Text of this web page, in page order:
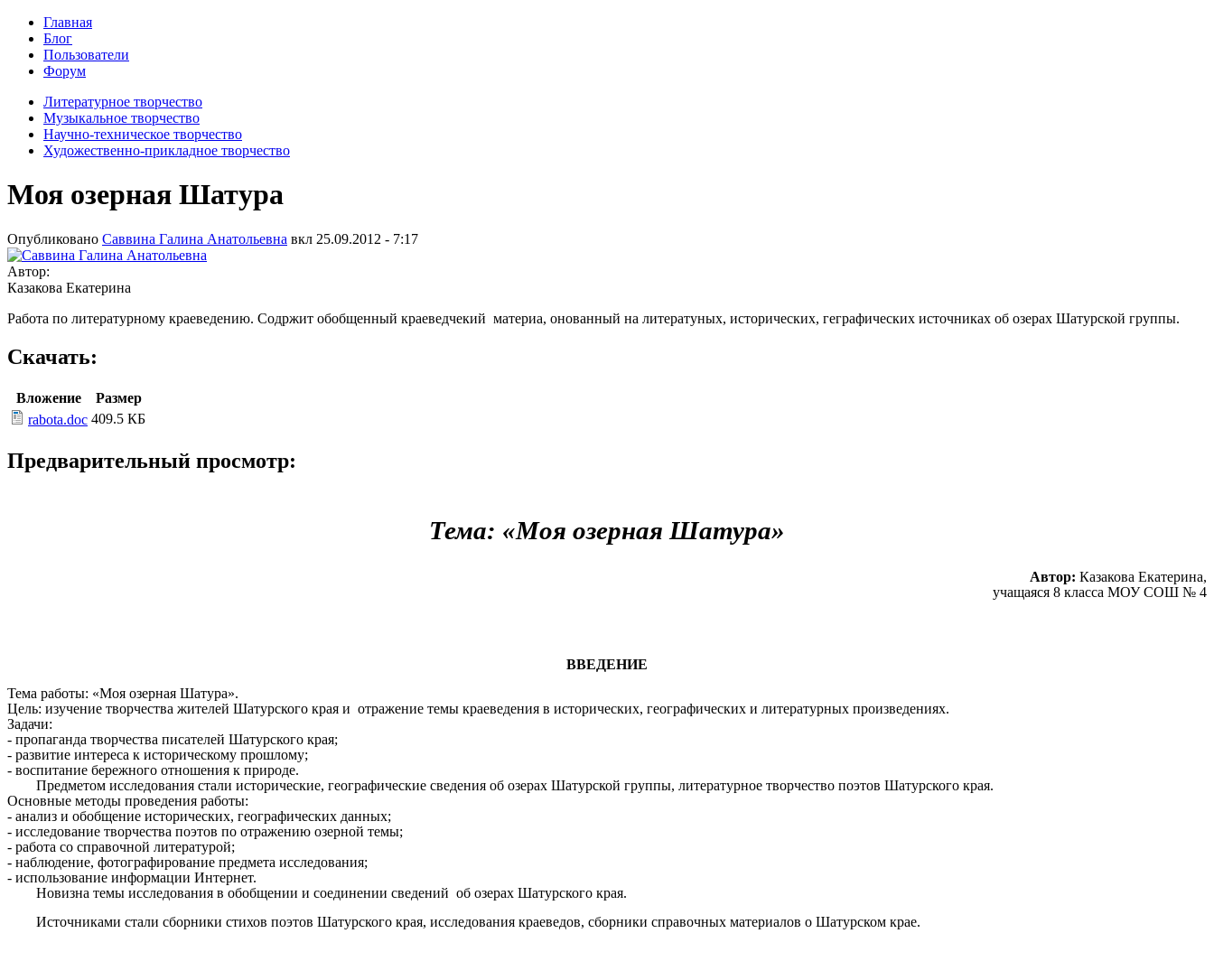
Главная
Блог
Пользователи
Форум
Литературное творчество
Музыкальное творчество
Научно-техническое творчество
Художественно-прикладное творчество
Моя озерная Шатура
Опубликовано Саввина Галина Анатольевна вкл 25.09.2012 - 7:17
Автор:
Казакова Екатерина
Работа по литературному краеведению. Содржит обобщенный краеведчекий материа, онованный на литератуных, исторических, геграфических источниках об озерах Шатурской группы.
Скачать:
Вложение
Размер
rabota.doc 409.5 КБ
Предварительный просмотр:
Тема: «Моя озерная Шатура»
Автор: Казакова Екатерина,
учащаяся 8 класса МОУ СОШ № 4
ВВЕДЕНИЕ
Тема работы: «Моя озерная Шатура».
Цель: изучение творчества жителей Шатурского края и отражение темы краеведения в исторических, географических и литературных произведениях.
Задачи:
- пропаганда творчества писателей Шатурского края;
- развитие интереса к историческому прошлому;
- воспитание бережного отношения к природе.
Предметом исследования стали исторические, географические сведения об озерах Шатурской группы, литературное творчество поэтов Шатурского края.
Основные методы проведения работы:
- анализ и обобщение исторических, географических данных;
- исследование творчества поэтов по отражению озерной темы;
- работа со справочной литературой;
- наблюдение, фотографирование предмета исследования;
- использование информации Интернет.
Новизна темы исследования в обобщении и соединении сведений об озерах Шатурского края.
Источниками стали сборники стихов поэтов Шатурского края, исследования краеведов, сборники справочных материалов о Шатурском крае.